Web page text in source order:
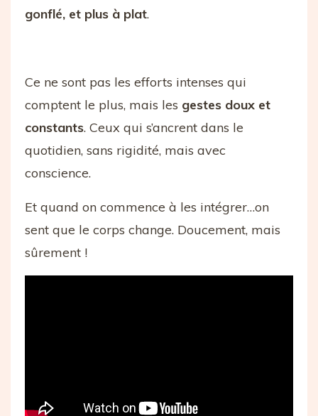
gonflé, et plus à plat.
Ce ne sont pas les efforts intenses qui
comptent le plus, mais les gestes doux et
constants. Ceux qui s’ancrent dans le
quotidien, sans rigidité, mais avec
conscience.
Et quand on commence à les intégrer…on
sent que le corps change. Doucement, mais
sûrement !